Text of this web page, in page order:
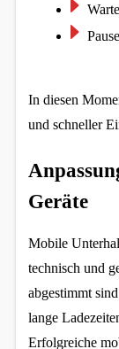
In diesen
und schneller
Geräte
Mobile
technisch und
abgestimmt
lange
Erfolgreiche